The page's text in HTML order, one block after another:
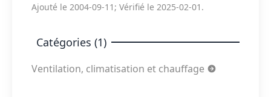
Ajouté le 2004-09-11; Vérifié le 2025-02-01.
Catégories (1)
Ventilation, climatisation et chauffage